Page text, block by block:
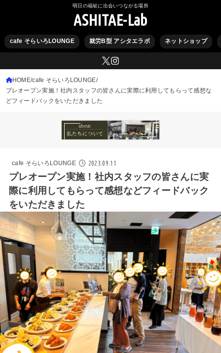
明日の福祉に出会いつながる場所
ASHITAE-Lab
cafe そらいろLOUNGE 就労B型 アシタエラボ ネットショップ
HOME cafe そらいろLOUNGE
プレオープン実施！社内スタッフの皆さんに実際に利用してもらって感想な
どフィードバックをいただきました
cafe そらいろLOUNGE 2023.09.11
プレオープン実施！社内スタッフの皆さんに実
際に利用してもらって感想などフィードバック
をいただきました